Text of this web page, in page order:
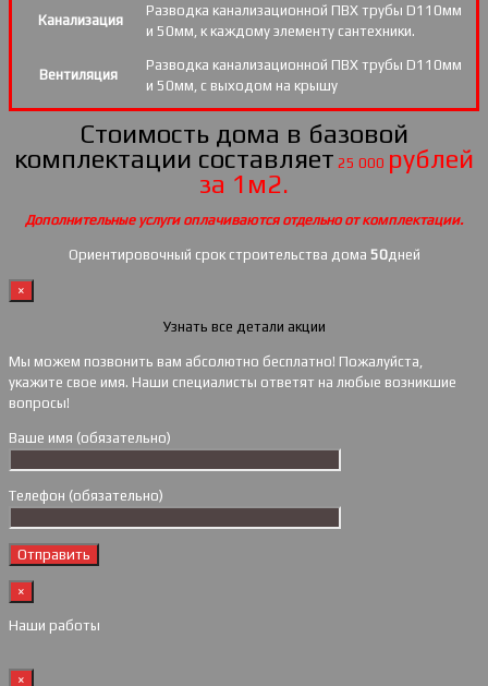
Канализация
Разводка канализационной ПВХ трубы D110мм
и 50мм, к каждому элементу сантехники.
Вентиляция
Разводка канализационной ПВХ трубы D110мм
и 50мм, с выходом на крышу
Стоимость дома в базовой
комплектации составляет 25 000 рублей
за 1м2.
Дополнительные услуги оплачиваются отдельно от комплектации.
Ориентировочный срок строительства дома 50дней
×
Узнать все детали акции
Мы можем позвонить вам абсолютно бесплатно! Пожалуйста,
укажите свое имя. Наши специалисты ответят на любые возникшие
вопросы!
Ваше имя (обязательно)
Телефон (обязательно)
×
Наши работы
×